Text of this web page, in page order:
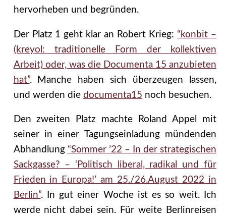
hervorheben und begründen.
Der Platz 1 geht klar an Robert Krieg: “konbit –
(kreyol: traditionelle Form der kollektiven
Arbeit) oder, was die Documenta 15 anzubieten
hat”.Manche haben sich überzeugen lassen,
und werden die documenta15 noch besuchen.
Den zweiten Platz machte Roland Appel mit
seiner in einer Tagungseinladung mündenden
Abhandlung “Sommer ’22 – In der strategischen
Sackgasse? – ‘Politisch liberal, radikal und für
Frieden in Europa!’ am 25./26.August 2022 in
Berlin”. In gut einer Woche ist es so weit. Ich
werde nicht dabei sein. Für weite Berlinreisen